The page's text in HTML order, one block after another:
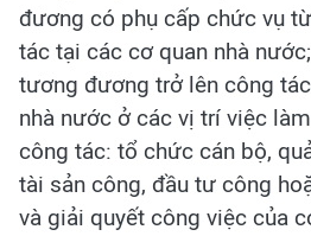
đương có phụ cấp chức vụ
tác tại các cơ quan nhà
tương đương trở lên công
nhà nước ở các vị trí việc
công tác: tổ chức cán bộ,
tài sản công, đầu tư công
và giải quyết công việc của